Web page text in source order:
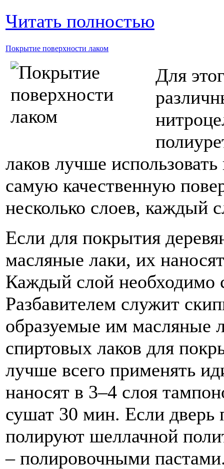
Читать полностью
Покрытие поверхности лаком
Для
лаков лучше
самую качественную
несколько слоев, каждый
Если для покрытия
масляные лаки, их
Каждый слой необходимо
Разбавителем служит
образуемые им масляные
спиртовых лаков для
лучше всего применять
наносят в 3–4 слоя
сушат 30 мин. Если дверь
полируют шеллачной
– полировочными